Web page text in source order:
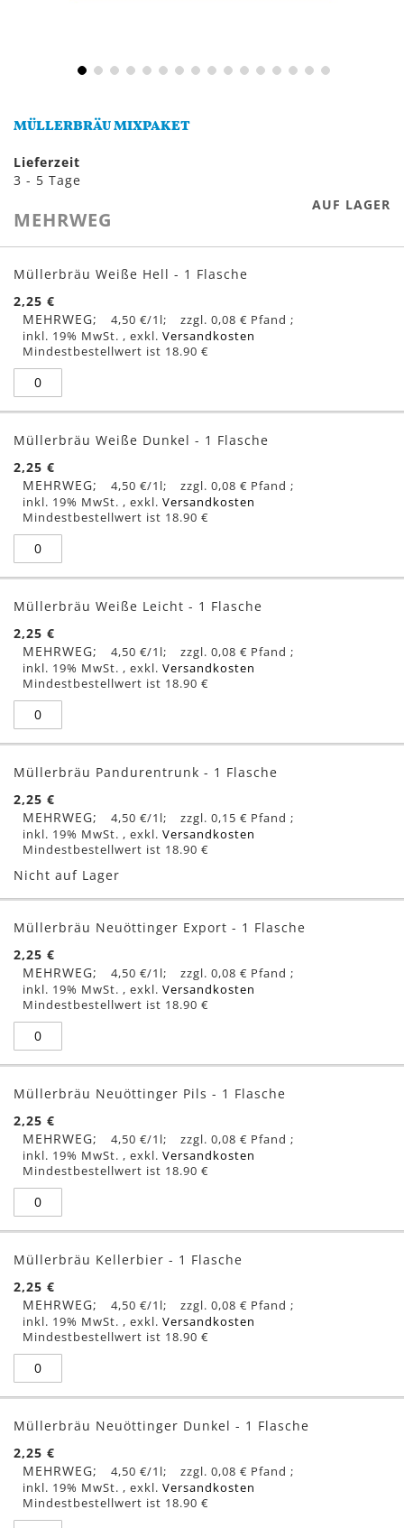
MÜLLERBRÄU MIXPAKET
Lieferzeit
3 - 5 Tage
MEHRWEG
AUF LAGER
Produkte
Artikel
Müllerbräu Weiße Hell - 1 Flasche
2,25 €
MEHRWEG
4,50 €/1l
0,08 €
inkl. 19% MwSt. , exkl. Versandkosten
Mindestbestellwert ist 18.90 €
Müllerbräu Weiße Dunkel - 1 Flasche
2,25 €
MEHRWEG
4,50 €/1l
0,08 €
inkl. 19% MwSt. , exkl. Versandkosten
Mindestbestellwert ist 18.90 €
Müllerbräu Weiße Leicht - 1 Flasche
2,25 €
MEHRWEG
4,50 €/1l
0,08 €
inkl. 19% MwSt. , exkl. Versandkosten
Mindestbestellwert ist 18.90 €
Müllerbräu Pandurentrunk - 1 Flasche
2,25 €
MEHRWEG
4,50 €/1l
0,15 €
inkl. 19% MwSt. , exkl. Versandkosten
Mindestbestellwert ist 18.90 €
Nicht auf Lager
Müllerbräu Neuöttinger Export - 1 Flasche
2,25 €
MEHRWEG
4,50 €/1l
0,08 €
inkl. 19% MwSt. , exkl. Versandkosten
Mindestbestellwert ist 18.90 €
Müllerbräu Neuöttinger Pils - 1 Flasche
2,25 €
MEHRWEG
4,50 €/1l
0,08 €
inkl. 19% MwSt. , exkl. Versandkosten
Mindestbestellwert ist 18.90 €
Müllerbräu Kellerbier - 1 Flasche
2,25 €
MEHRWEG
4,50 €/1l
0,08 €
inkl. 19% MwSt. , exkl. Versandkosten
Mindestbestellwert ist 18.90 €
Müllerbräu Neuöttinger Dunkel - 1 Flasche
2,25 €
MEHRWEG
4,50 €/1l
0,08 €
inkl. 19% MwSt. , exkl. Versandkosten
Mindestbestellwert ist 18.90 €
der
springen